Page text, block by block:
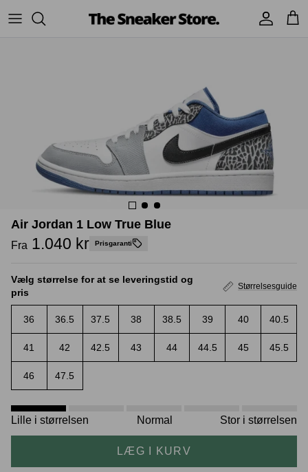
UGG
Jordans
Andre brands
TSS Collection
Accessories Sneaker boks
Crease protectors
Air Jordan 1 Low True Blue
Fra 1.040 kr Prisgaranti
Vælg størrelse for at se leveringstid og
pris
Størrelsesguide
36 36.5 37.5 38 38.5 39 40 40.5
41 42 42.5 43 44 44.5 45 45.5
46 47.5
Lille i størrelsen Normal Stor i størrelsen
LÆG I KURV